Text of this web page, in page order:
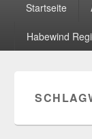
Startseite
Habewind